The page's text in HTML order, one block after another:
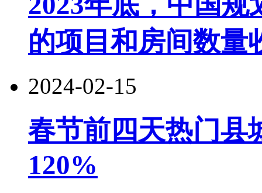
的项目和房间数量
2024-02-15
春节前四天热门县
120%